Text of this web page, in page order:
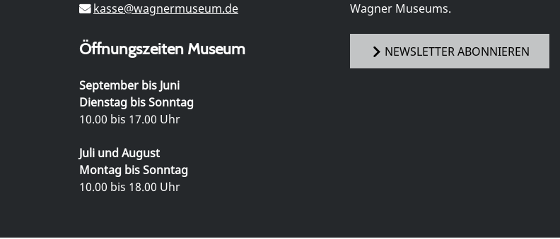
kasse@wagnermuseum.de
Öffnungszeiten Museum
September bis Juni
Dienstag bis Sonntag
10.00 bis 17.00 Uhr
Juli und August
Montag bis Sonntag
10.00 bis 18.00 Uhr
Wagner Museums.
NEWSLETTER ABONNIEREN